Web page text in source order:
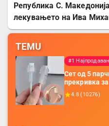
Република С.
лекувањето на Ива
TEMU
#1
Сет од 5
прекривка
додатоци за
батерија, за
4.8 (10276)